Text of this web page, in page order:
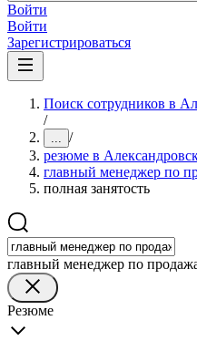
Войти
Войти
Зарегистрироваться
Поиск сотрудников в
/
... /
резюме в
главный менеджер по
полная занятость
главный менеджер по
Резюме